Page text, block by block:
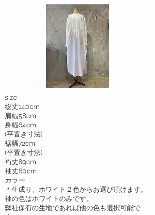
size
総丈140cm
肩幅58cm
身幅64cm
(平置き寸法)
裾幅72cm
(平置き寸法)
裄丈89cm
​袖丈60cm
カラー
＊生成り、ホワイト２色からお選び頂けます。
袖の色はホワイトのみです。
​弊社保有の生地であれば他の色も選択可能で